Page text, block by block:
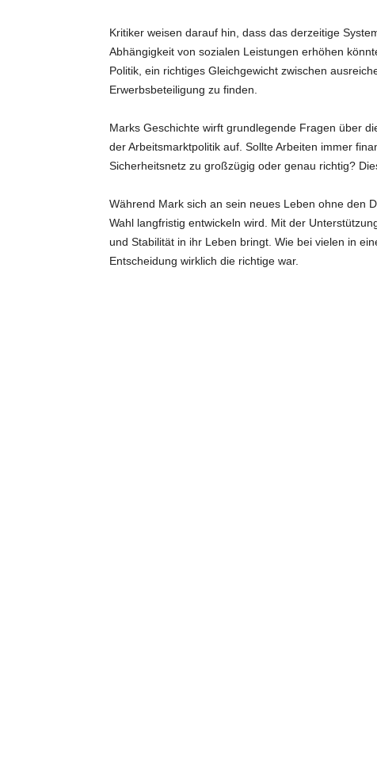
Kritiker weisen darauf hin, dass das derzeitige
Abhängigkeit von sozialen Leistungen erhöhen
Politik, ein richtiges Gleichgewicht zwischen
Erwerbsbeteiligung zu finden.
Marks Geschichte wirft grundlegende Fragen über
der Arbeitsmarktpolitik auf. Sollte Arbeiten immer
Sicherheitsnetz zu großzügig oder genau richtig?
Während Mark sich an sein neues Leben ohne den
Wahl langfristig entwickeln wird. Mit der
und Stabilität in ihr Leben bringt. Wie bei vielen in
Entscheidung wirklich die richtige war.